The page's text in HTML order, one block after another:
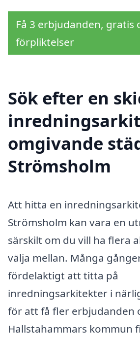
Få 3 erbjudanden, gratis
förpliktelser
Sök efter en
omgivande
Strömsholm
Att hitta en
Strömsholm kan vara en
särskilt om du vill ha flera
välja mellan. Många
fördelaktigt att titta på
inredningsarkitekter i
för att få fler erbjudanden
Hallstahammars kommun